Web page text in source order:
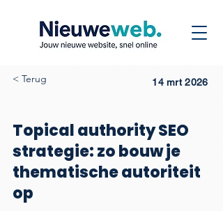
< Terug 14 mrt 2026
Topical authority SEO
strategie: zo bouw je
thematische autoriteit
op